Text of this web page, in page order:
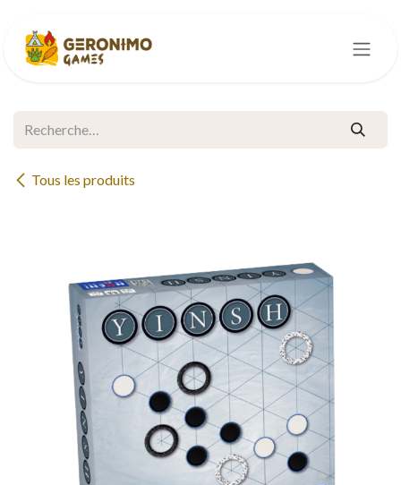
Tous les produits